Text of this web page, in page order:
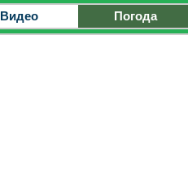
Видео Погода